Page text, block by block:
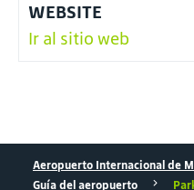
WEBSITE
Ir al sitio web
Aeropuerto Internacional de
Guía del aeropuerto